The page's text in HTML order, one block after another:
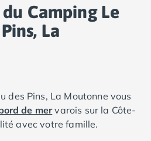
Guildo
Camping Le
La
des Pins, La Moutonne vous
de mervarois sur la Côte-
avec votre famille.